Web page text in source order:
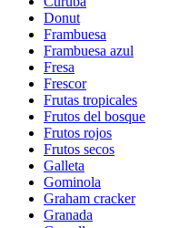
Donut
Frambuesa
Frambuesa azul
Fresa
Frescor
Frutas tropicales
Frutos del bosque
Frutos rojos
Frutos secos
Galleta
Gominola
Graham cracker
Granada